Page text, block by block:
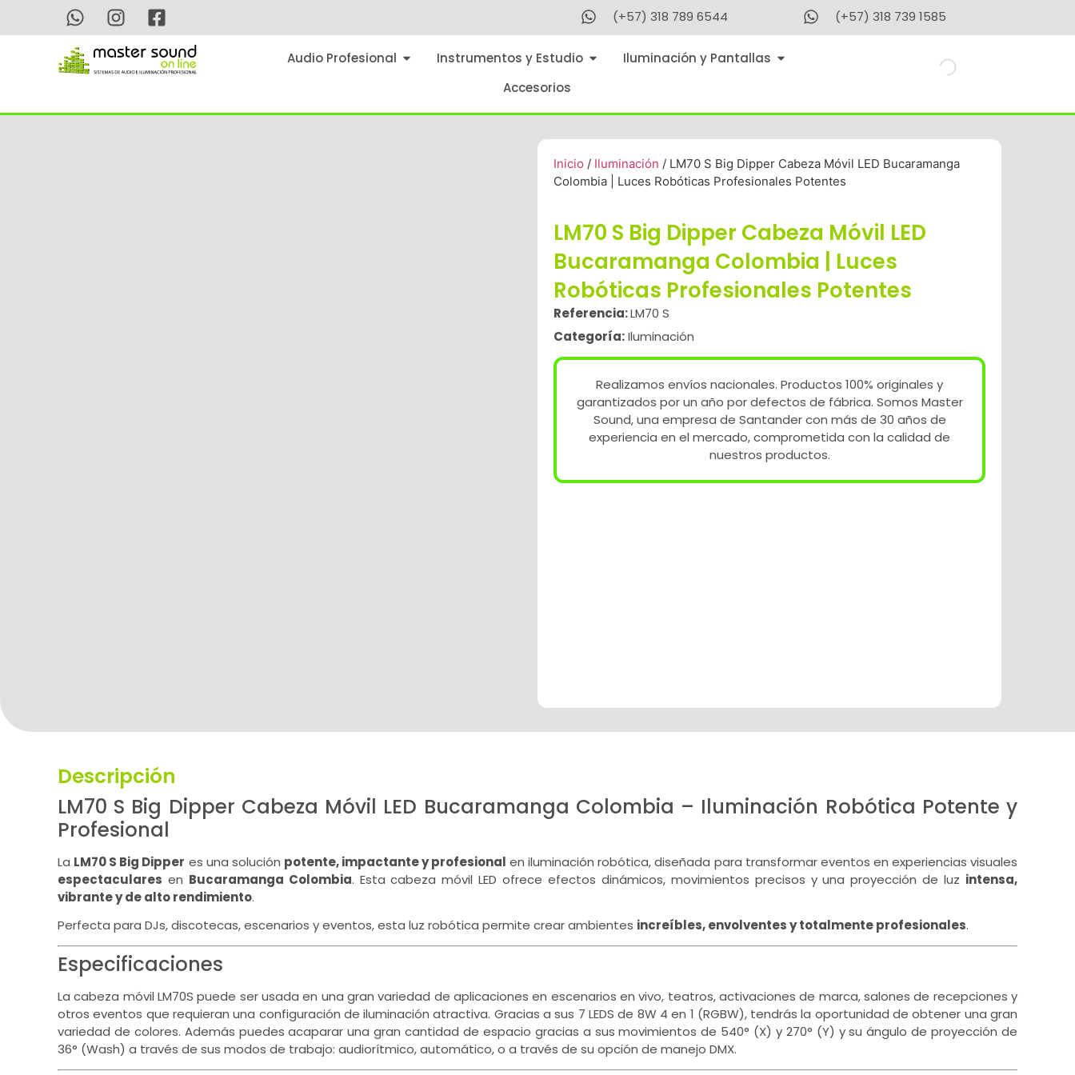
(+57) 318 789 6544 (+57) 318 739 1585
Audio Profesional Instrumentos y Estudio
Iluminación y Pantallas
Accesorios
Inicio / Iluminación / LM70 S Big Dipper Cabeza Móvil LED Bucaramanga
Colombia | Luces Robóticas Profesionales Potentes
LM70 S Big Dipper Cabeza Móvil LED
Bucaramanga Colombia | Luces
Robóticas Profesionales Potentes
Referencia:LM70 S
Categoría:Iluminación
Realizamos envíos nacionales. Productos 100% originales y
garantizados por un año por defectos de fábrica. Somos Master
Sound, una empresa de Santander con más de 30 años de
experiencia en el mercado, comprometida con la calidad de
nuestros productos.
Descripción
LM70 S Big Dipper Cabeza Móvil LED Bucaramanga Colombia – Iluminación Robótica Potente y
Profesional
La LM70 S Big Dipper es una solución potente, impactante y profesional en iluminación robótica, diseñada para transformar eventos en experiencias visuales
espectaculares en Bucaramanga Colombia. Esta cabeza móvil LED ofrece efectos dinámicos, movimientos precisos y una proyección de luz intensa,
vibrante y de alto rendimiento.
Perfecta para DJs, discotecas, escenarios y eventos, esta luz robótica permite crear ambientes increíbles, envolventes y totalmente profesionales.
Especificaciones
La cabeza móvil LM70S puede ser usada en una gran variedad de aplicaciones en escenarios en vivo, teatros, activaciones de marca, salones de recepciones y
otros eventos que requieran una configuración de iluminación atractiva. Gracias a sus 7 LEDS de 8W 4 en 1 (RGBW), tendrás la oportunidad de obtener una gran
variedad de colores. Además puedes acaparar una gran cantidad de espacio gracias a sus movimientos de 540° (X) y 270° (Y) y su ángulo de proyección de
36° (Wash) a través de sus modos de trabajo: audiorítmico, automático, o a través de su opción de manejo DMX.